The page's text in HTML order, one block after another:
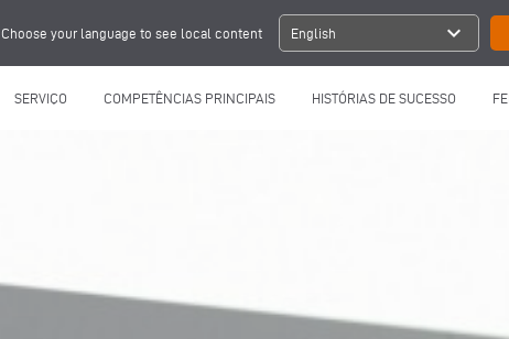
Choose your language to see local content English expand_more
SERVIÇO COMPETÊNCIAS PRINCIPAIS HISTÓRIAS DE SUCESSO